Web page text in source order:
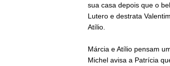
sua casa depois que o
Lutero e destrata
Atílio.
Márcia e Atílio pensam
Michel avisa a Patrícia